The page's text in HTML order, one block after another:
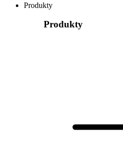
Produkty
Produkty